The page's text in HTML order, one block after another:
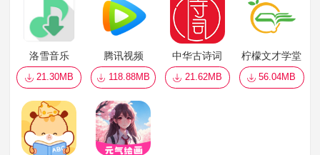
洛雪音乐
21.30MB
腾讯视频
118.88MB
中华古诗词
21.62MB
柠檬文才学堂
56.04MB